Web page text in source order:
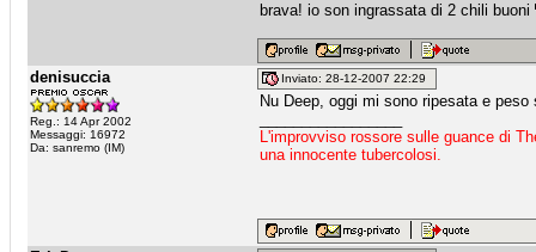
brava! io son ingrassata di 2 chili buoni
denisuccia
Reg.: 14 Apr 2002
Messaggi: 16972
Da: sanremo (IM)
Inviato: 28-12-2007 22:29
Nu Deep, oggi mi sono ripesata e
L'improvviso rossore sulle guance di
una innocente tubercolosi.